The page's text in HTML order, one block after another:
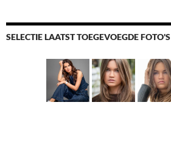
SELECTIE LAATST TOEGEVOEGDE FOTO'S